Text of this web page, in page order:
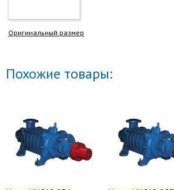
Оригинальный размер
Похожие товары: